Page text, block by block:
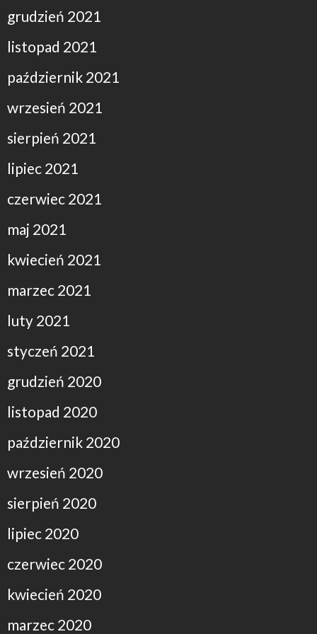
grudzień 2021
listopad 2021
październik 2021
wrzesień 2021
sierpień 2021
lipiec 2021
czerwiec 2021
maj 2021
kwiecień 2021
marzec 2021
luty 2021
styczeń 2021
grudzień 2020
listopad 2020
październik 2020
wrzesień 2020
sierpień 2020
lipiec 2020
czerwiec 2020
kwiecień 2020
marzec 2020